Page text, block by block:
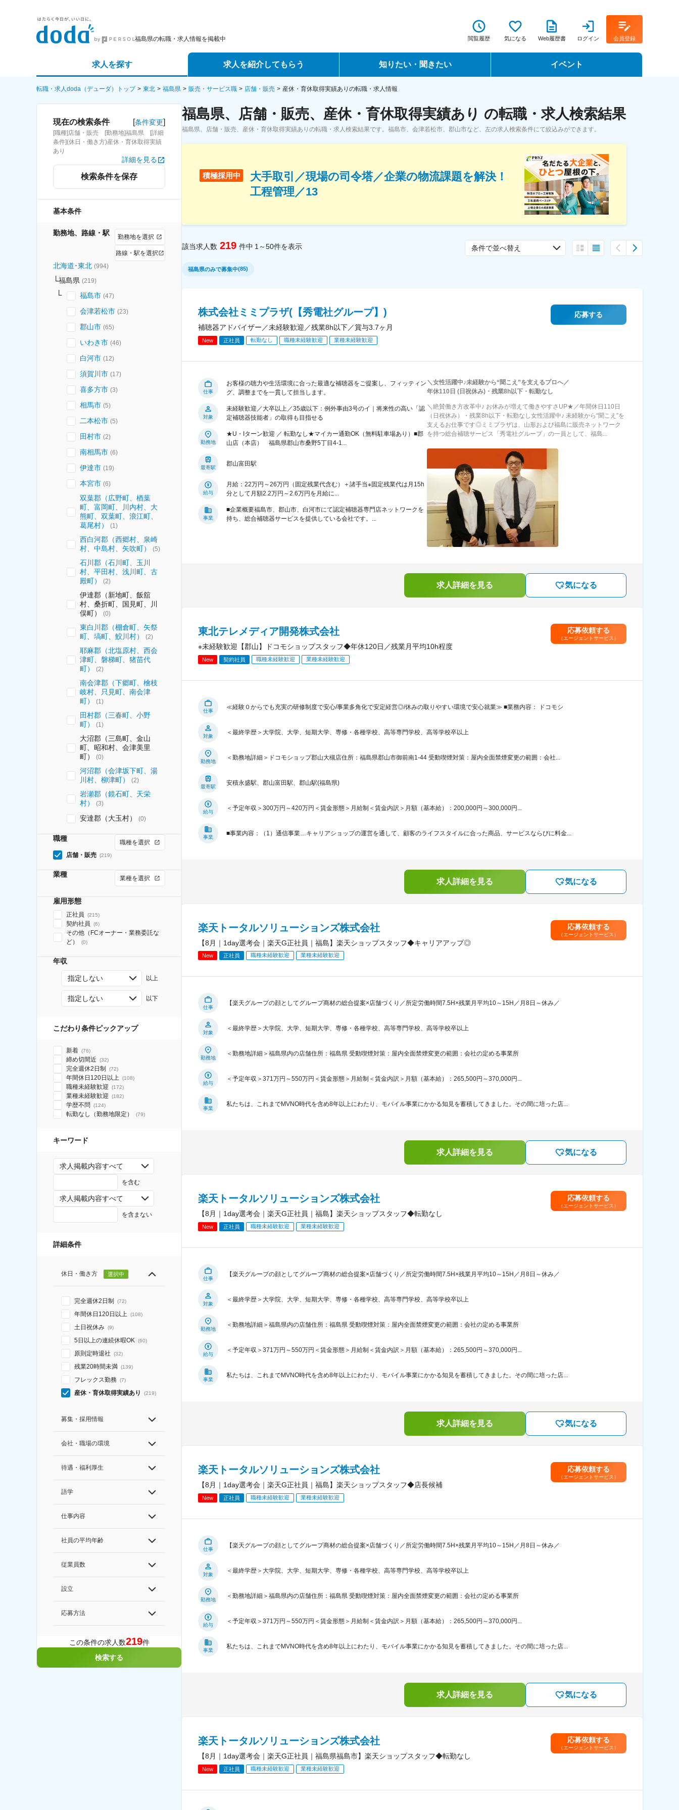
福島県の転職・求人情報を掲載中 閲覧履歴 気になる Web履歴書 ログイン 会員登録
求人を探す
詳細条件から探す
求人特集から探す
求人を紹介してもらう
エージェントサービス
スカウトサービス
知りたい・聞きたい
転職ノウハウ
データで見る転職
イベント
転職フェア
転職・求人doda（デューダ）トップ 東北 福島県 販売・サービス職 店舗・販売 産休・育休取得実績ありの転職・求人情報
現在の検索条件 [条件変更]
[職種]店舗・販売 [勤務地]福島県 [詳細
条件](休日・働き方)産休・育休取得実績
あり
詳細を見る
検索条件を保存
基本条件
勤務地、路線・駅 勤務地を選択
路線・駅を選択
北海道･東北 (994)
福島県 (219)
福島市 (47)
会津若松市 (23)
郡山市 (65)
いわき市 (46)
白河市 (12)
須賀川市 (17)
喜多方市 (3)
相馬市 (5)
二本松市 (5)
田村市 (2)
南相馬市 (6)
伊達市 (19)
本宮市 (6)
双葉郡（広野町、楢葉
町、富岡町、川内村、大
熊町、双葉町、浪江町、
葛尾村）
(1)
西白河郡（西郷村、泉崎
村、中島村、矢吹町）
(5)
石川郡（石川町、玉川
村、平田村、浅川町、古
殿町）
(2)
伊達郡（新地町、飯舘
村、桑折町、国見町、川
俣町）
(0)
東白川郡（棚倉町、矢祭
町、塙町、鮫川村）
(2)
耶麻郡（北塩原村、西会
津町、磐梯町、猪苗代
町）
(2)
南会津郡（下郷町、檜枝
岐村、只見町、南会津
町）
(1)
田村郡（三春町、小野
町）
(1)
大沼郡（三島町、金山
町、昭和村、会津美里
町）
(0)
河沼郡（会津坂下町、湯
川村、柳津町）
(2)
岩瀬郡（鏡石町、天栄
村）
(3)
安達郡（大玉村） (0)
職種
職種を選択
店舗・販売 (219)
業種 業種を選択
雇用形態
正社員 (215)
契約社員 (6)
その他（FCオーナー・業務委託な
ど）
(0)
年収
指定しない 以上
指定しない 以下
こだわり条件ピックアップ
新着 (76)
締め切間近 (32)
完全週休2日制 (72)
年間休日120日以上 (108)
職種未経験歓迎 (172)
業種未経験歓迎 (182)
学歴不問 (124)
転勤なし（勤務地限定） (79)
キーワード
求人掲載内容すべて
を含む
求人掲載内容すべて
を含まない
詳細条件
休日・働き方 選択中
完全週休2日制 (72)
年間休日120日以上 (108)
土日祝休み (9)
5日以上の連続休暇OK (60)
原則定時退社 (32)
残業20時間未満 (139)
フレックス勤務 (7)
産休・育休取得実績あり (219)
募集・採用情報
会社・職場の環境
待遇・福利厚生
語学
仕事内容
社員の平均年齢
従業員数
設立
応募方法
この条件の求人数219件
検索する
福島県、店舗・販売、産休・育休取得実績あり の転職・求人検索結果
福島県、店舗・販売、産休・育休取得実績ありの転職・求人検索結果です。福島市、会津若松市、郡山市など、左の求人検索条件にて絞込みができます。
積極採用中
大手取引／現場の司令塔／企業の物流課題を解決！
工程管理／13
該当求人数 219 件中 1～50件を表示 条件で並べ替え
福島県のみで募集中(85)
株式会社ミミプラザ(【秀電社グループ】)
補聴器アドバイザー／未経験歓迎／残業8h以下／賞与3.7ヶ月
New 正社員 転勤なし 職種未経験歓迎 業種未経験歓迎
応募する
仕事
お客様の聴力や生活環境に合った最適な補聴器をご提案し、フィッティン
グ、調整までを一貫して担当します。
対象
未経験歓迎／大卒以上／35歳以下：例外事由3号のイ｜将来性の高い「認
定補聴器技能者」の取得も目指せる
勤務地
★U・Iターン歓迎 ／ 転勤なし★マイカー通勤OK（無料駐車場あり）■郡
山店（本店） 福島県郡山市桑野5丁目4-1...
最寄駅
郡山富田駅
給与
月給：22万円～26万円（固定残業代含む）＋諸手当※固定残業代は月15h
分として月額2.2万円～2.6万円を月給に...
事業
■企業概要福島市、郡山市、白河市にて認定補聴器専門店ネットワークを
持ち、総合補聴器サービスを提供している会社です。...
＼女性活躍中♪未経験から“聞こえ”を支えるプロへ／
年休110日 (日祝休み)・残業8h以下・転勤なし
＼絶賛働き方改革中♪ お休みが増えて働きやすさUP★／年間休日110日
（日祝休み）・残業8h以下・転勤なし女性活躍中♪ 未経験から“聞こえ”を
支えるお仕事です◎ミミプラザは、山形および福島に販売ネットワーク
を持つ総合補聴サービス「秀電社グループ」の一員として、福島...
求人詳細を見る 気になる
東北テレメディア開発株式会社
※未経験歓迎【郡山】ドコモショップスタッフ◆年休120日／残業月平均10h程度
New 契約社員 職種未経験歓迎 業種未経験歓迎
応募依頼する
（エージェントサービス）
仕事
≪経験０からでも充実の研修制度で安心/事業多角化で安定経営◎/休みの取りやすい環境で安心就業≫ ■業務内容： ドコモシ
対象
＜最終学歴＞大学院、大学、短期大学、専修・各種学校、高等専門学校、高等学校卒以上
勤務地
＜勤務地詳細＞ドコモショップ郡山大槻店住所：福島県郡山市御前南1-44 受動喫煙対策：屋内全面禁煙変更の範囲：会社...
最寄駅
安積永盛駅、郡山富田駅、郡山駅(福島県)
給与
＜予定年収＞300万円～420万円＜賃金形態＞月給制＜賃金内訳＞月額（基本給）：200,000円～300,000円...
事業
■事業内容：（1）通信事業…キャリアショップの運営を通して、顧客のライフスタイルに合った商品、サービスならびに料金...
求人詳細を見る 気になる
楽天トータルソリューションズ株式会社
【8月｜1day選考会｜楽天G正社員｜福島】楽天ショップスタッフ◆キャリアアップ◎
New 正社員 職種未経験歓迎 業種未経験歓迎
応募依頼する
（エージェントサービス）
仕事
【楽天グループの顔としてグループ商材の総合提案×店舗づくり／所定労働時間7.5H×残業月平均10～15H／月8日～休み／
対象
＜最終学歴＞大学院、大学、短期大学、専修・各種学校、高等専門学校、高等学校卒以上
勤務地
＜勤務地詳細＞福島県内の店舗住所：福島県 受動喫煙対策：屋内全面禁煙変更の範囲：会社の定める事業所
給与
＜予定年収＞371万円～550万円＜賃金形態＞月給制＜賃金内訳＞月額（基本給）：265,500円～370,000円...
事業
私たちは、これまでMVNO時代を含め8年以上にわたり、モバイル事業にかかる知見を蓄積してきました。その間に培った店...
求人詳細を見る 気になる
楽天トータルソリューションズ株式会社
【8月｜1day選考会｜楽天G正社員｜福島】楽天ショップスタッフ◆転勤なし
New 正社員 職種未経験歓迎 業種未経験歓迎
応募依頼する
（エージェントサービス）
仕事
【楽天グループの顔としてグループ商材の総合提案×店舗づくり／所定労働時間7.5H×残業月平均10～15H／月8日～休み／
対象
＜最終学歴＞大学院、大学、短期大学、専修・各種学校、高等専門学校、高等学校卒以上
勤務地
＜勤務地詳細＞福島県内の店舗住所：福島県 受動喫煙対策：屋内全面禁煙変更の範囲：会社の定める事業所
給与
＜予定年収＞371万円～550万円＜賃金形態＞月給制＜賃金内訳＞月額（基本給）：265,500円～370,000円...
事業
私たちは、これまでMVNO時代を含め8年以上にわたり、モバイル事業にかかる知見を蓄積してきました。その間に培った店...
求人詳細を見る 気になる
楽天トータルソリューションズ株式会社
【8月｜1day選考会｜楽天G正社員｜福島】楽天ショップスタッフ◆店長候補
New 正社員 職種未経験歓迎 業種未経験歓迎
応募依頼する
（エージェントサービス）
仕事
【楽天グループの顔としてグループ商材の総合提案×店舗づくり／所定労働時間7.5H×残業月平均10～15H／月8日～休み／
対象
＜最終学歴＞大学院、大学、短期大学、専修・各種学校、高等専門学校、高等学校卒以上
勤務地
＜勤務地詳細＞福島県内の店舗住所：福島県 受動喫煙対策：屋内全面禁煙変更の範囲：会社の定める事業所
給与
＜予定年収＞371万円～550万円＜賃金形態＞月給制＜賃金内訳＞月額（基本給）：265,500円～370,000円...
事業
私たちは、これまでMVNO時代を含め8年以上にわたり、モバイル事業にかかる知見を蓄積してきました。その間に培った店...
求人詳細を見る 気になる
楽天トータルソリューションズ株式会社
【8月｜1day選考会｜楽天G正社員｜福島県福島市】楽天ショップスタッフ◆転勤なし
New 正社員 職種未経験歓迎 業種未経験歓迎
応募依頼する
（エージェントサービス）